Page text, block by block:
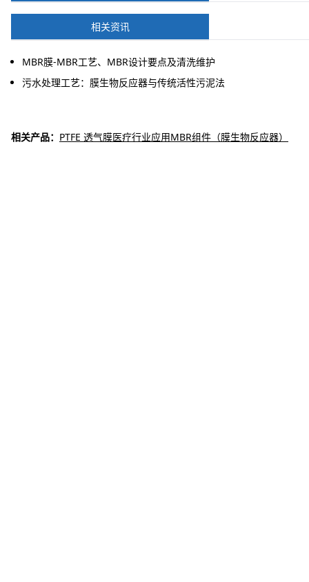
相关资讯
MBR膜-MBR工艺、MBR设计要点及清洗维护
污水处理工艺：膜生物反应器与传统活性污泥法
相关产品： PTFE 透气膜医疗行业应用MBR组件（膜生物反应器）